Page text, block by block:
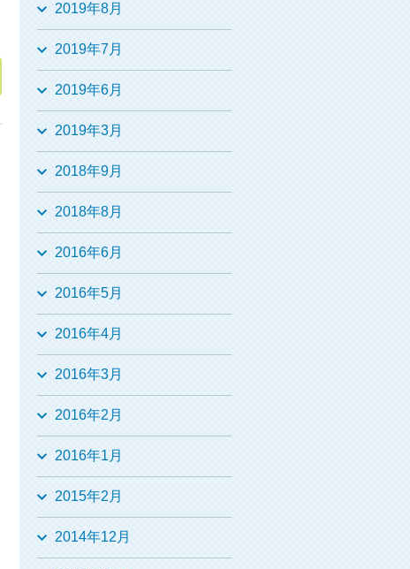
2019年8月
2019年7月
2019年6月
2019年3月
2018年9月
2018年8月
2016年6月
2016年5月
2016年4月
2016年3月
2016年2月
2016年1月
2015年2月
2014年12月